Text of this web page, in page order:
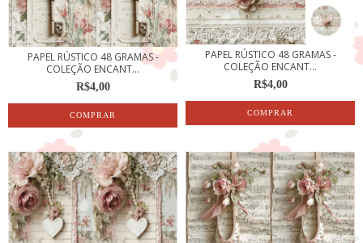
PAPEL RÚSTICO 48 GRAMAS -
COLEÇÃO ENCANT...
R$4,00
PAPEL RÚSTICO 48 GRAMAS -
COLEÇÃO ENCANT...
R$4,00